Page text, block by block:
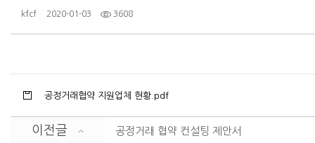
kfcf 2020-01-03 3608
공정거래협약 지원업체 현황.pdf
이전글 공정거래 협약 컨설팅 제안서